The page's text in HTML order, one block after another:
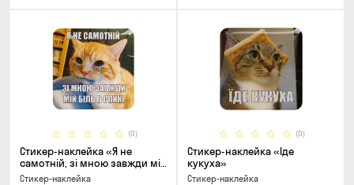
(0)
Стикер-наклейка «Я не
самотній, зі мною завжди мій
біль в спині»
Стикер-наклейка
(0)
Стикер-наклейка «Їде
кукуха»
Стикер-наклейка